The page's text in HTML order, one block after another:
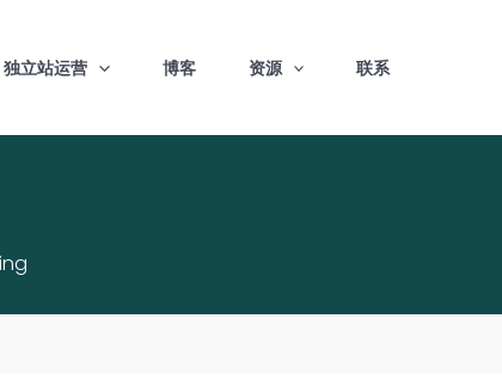
独立站运营 博客 资源 联系